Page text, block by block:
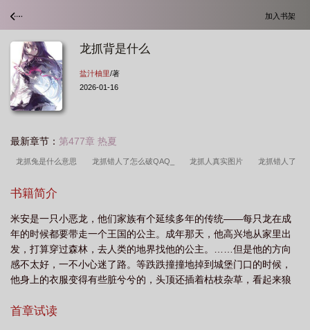
加入书架
龙抓背是什么
盐汁柚里/著
2026-01-16
最新章节： 第477章 热夏
龙抓兔是什么意思 龙抓错人了怎么破QAQ_ 龙抓人真实图片 龙抓错人了
抓错人了怎么破免费阅读
了怎么破全文免费阅读 龙抓背是什么 龙抓错人了怎么破QAQ免费阅读 龙
抓错人了怎么破QAQ番外 龙捉人是真的吗 龙抓错人了怎么破? 龙抓错人了
怎么破txt 龙爪抓住是什么寓意 龙抓错人了怎么破米安 龙抓人的故
事 龙抓错人了怎么破qaq免费阅读 龙抓错人了怎么破txtby盐汁柚里 龙抓是
书籍简介
米安是一只小恶龙，他们家族有个延续多年的传统——每只龙在成
年的时候都要带走一个王国的公主。成年那天，他高兴地从家里出
发，打算穿过森林，去人类的地界找他的公主。……但是他的方向
感不太好，一不小心迷了路。等跌跌撞撞地掉到城堡门口的时候，
他身上的衣服变得有些脏兮兮的，头顶还插着枯枝杂草，看起来狼
欢。*凯里斯历练完刚回到王城，就在自家城堡门口看见了一个小小
首章试读